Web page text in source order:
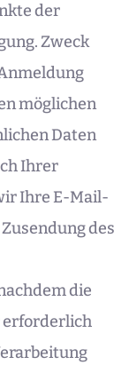
der
Zweck
möglichen
Daten
Ihrer
Ihre E-Mail-
des
die
erforderlich